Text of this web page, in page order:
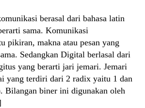
berasal dari bahasa latin
sama. Komunikasi
pikiran, makna atau pesan yang
Sedangkan Digital berlasal dari
yang berarti jari jemari. Jemari
yang terdiri dari 2 radix yaitu 1 dan
Bilangan biner ini digunakan oleh